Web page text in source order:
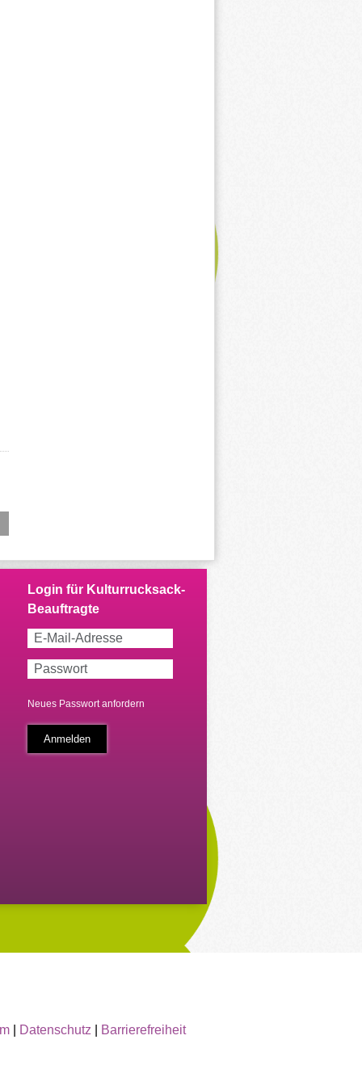
Neues Passwort anfordern
| Datenschutz Barrierefreiheit